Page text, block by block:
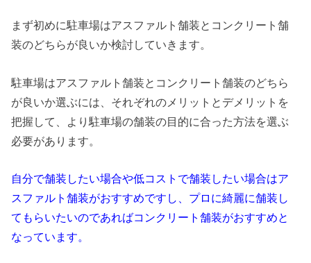
まず初めに駐車場はアスファルト舗装とコンクリート舗
装のどちらが良いか検討していきます。
駐車場はアスファルト舗装とコンクリート舗装のどちら
が良いか選ぶには、それぞれのメリットとデメリットを
把握して、より駐車場の舗装の目的に合った方法を選ぶ
必要があります。
自分で舗装したい場合や低コストで舗装したい場合はア
スファルト舗装がおすすめですし、プロに綺麗に舗装し
てもらいたいのであればコンクリート舗装がおすすめと
なっています。